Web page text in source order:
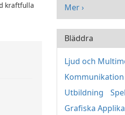
kraftfulla
Mer ›
Bläddra
Ljud och
Kommunikation
Utbildning
Grafiska